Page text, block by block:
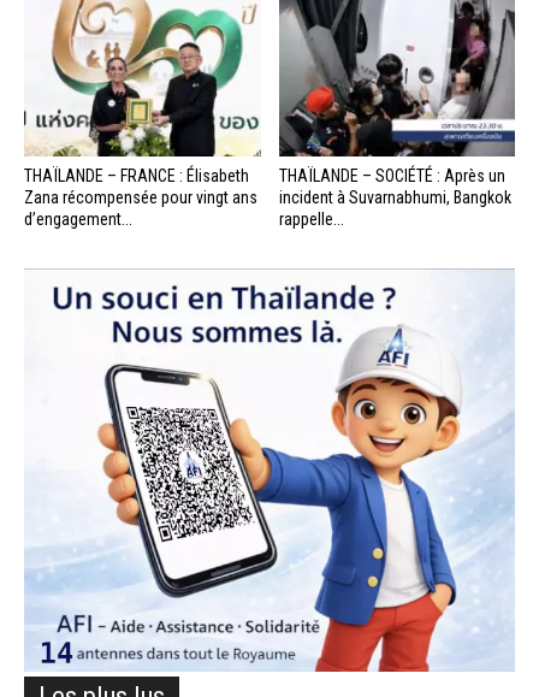
THAÏLANDE – FRANCE : Élisabeth
Zana récompensée pour vingt ans
d’engagement...
THAÏLANDE – SOCIÉTÉ : Après un
incident à Suvarnabhumi, Bangkok
rappelle...